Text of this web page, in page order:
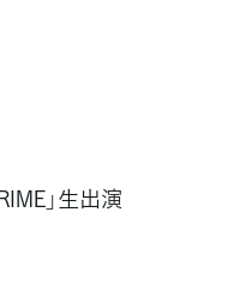
」生出演